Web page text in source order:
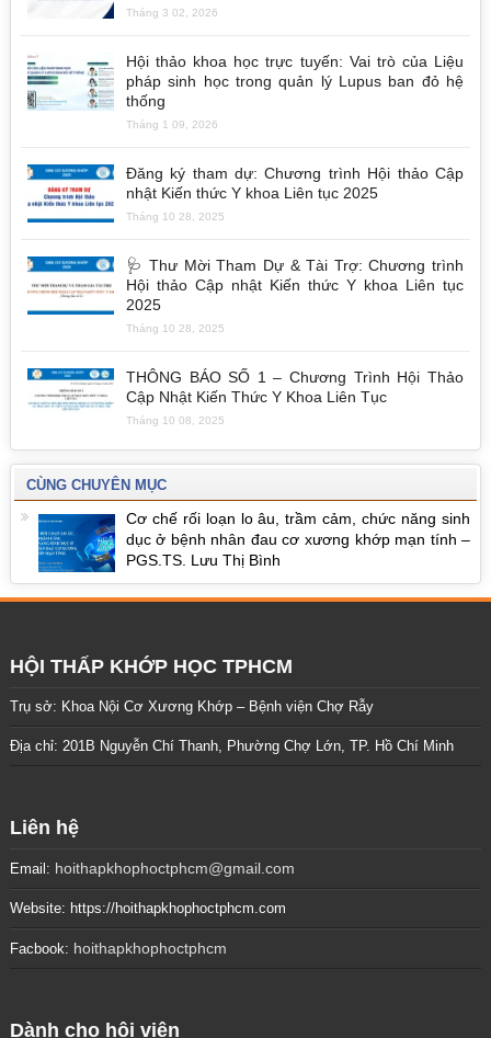
Tháng 3 02, 2026
Hội thảo khoa học trực tuyến: Vai trò của Liệu
pháp sinh học trong quản lý Lupus ban đỏ hệ
thống
Tháng 1 09, 2026
Đăng ký tham dự: Chương trình Hội thảo Cập
nhật Kiến thức Y khoa Liên tục 2025
Tháng 10 28, 2025
🩺 Thư Mời Tham Dự & Tài Trợ: Chương trình
Hội thảo Cập nhật Kiến thức Y khoa Liên tục
2025
Tháng 10 28, 2025
THÔNG BÁO SỐ 1 – Chương Trình Hội Thảo
Cập Nhật Kiến Thức Y Khoa Liên Tục
Tháng 10 08, 2025
CÙNG CHUYÊN MỤC
Cơ chế rối loạn lo âu, trầm cảm, chức năng sinh
dục ở bệnh nhân đau cơ xương khớp mạn tính –
PGS.TS. Lưu Thị Bình
HỘI THẤP KHỚP HỌC TPHCM
Trụ sở: Khoa Nội Cơ Xương Khớp – Bệnh viện Chợ Rẫy
Địa chỉ: 201B Nguyễn Chí Thanh, Phường Chợ Lớn, TP. Hồ Chí Minh
Liên hệ
Email: hoithapkhophoctphcm@gmail.com
Website: https://hoithapkhophoctphcm.com
Facbook: hoithapkhophoctphcm
Dành cho hội viên